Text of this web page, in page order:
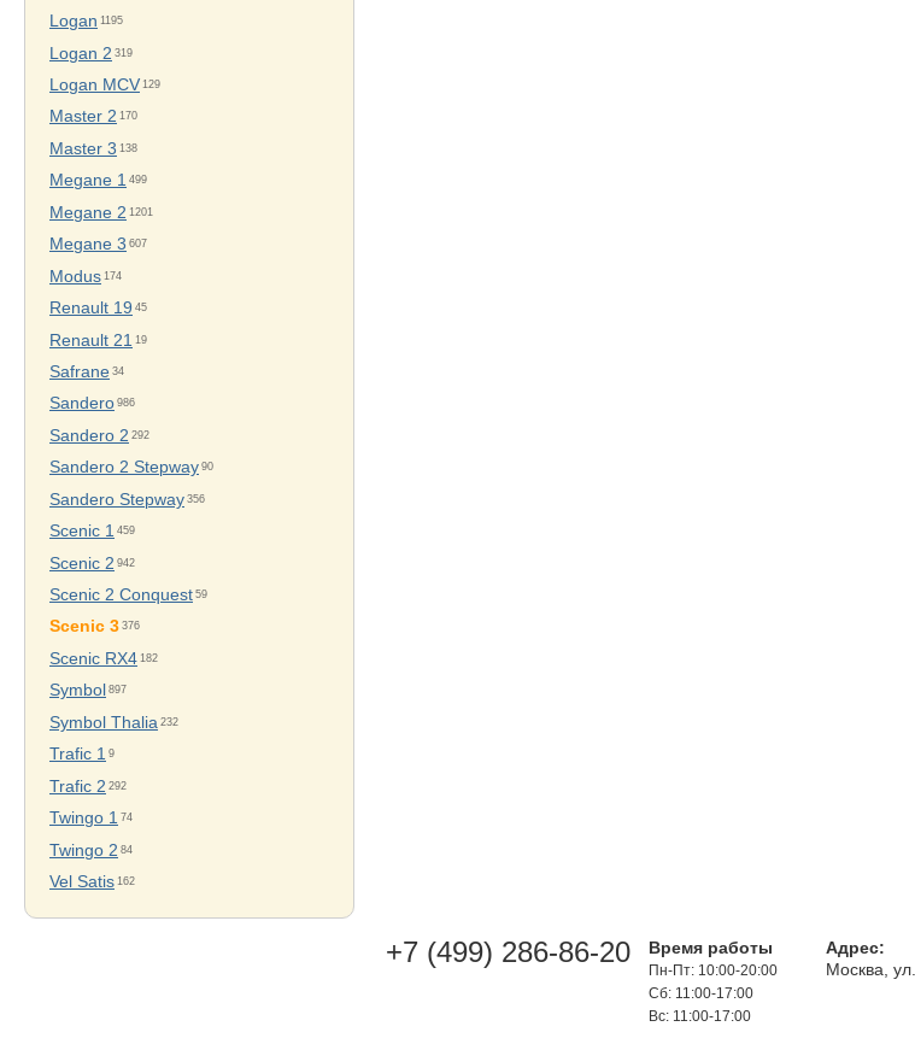
Logan 1195
Logan 2 319
Logan MCV 129
Master 2 170
Master 3 138
Megane 1 499
Megane 2 1201
Megane 3 607
Modus 174
Renault 19 45
Renault 21 19
Safrane 34
Sandero 986
Sandero 2 292
Sandero 2 Stepway 90
Sandero Stepway 356
Scenic 1 459
Scenic 2 942
Scenic 2 Conquest 59
Scenic 3 376
Scenic RX4 182
Symbol 897
Symbol Thalia 232
Trafic 1 9
Trafic 2 292
Twingo 1 74
Twingo 2 84
Vel Satis 162
+7 (499) 286-86-20 Время работы
Пн-Пт: 10:00-20:00
Сб: 11:00-17:00
Вс: 11:00-17:00
Адрес:
Москва,